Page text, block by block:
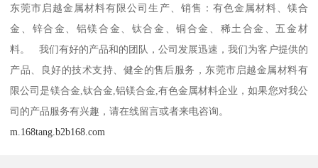
东莞市启越金属材料有限公司生产、销售：有色金属材料、镁合
金、锌合金、铝镁合金、钛合金、铜合金、稀土合金、五金材
料。 我们有好的产品和的团队，公司发展迅速，我们为客户提供的
产品、良好的技术支持、健全的售后服务，东莞市启越金属材料有
限公司是镁合金,钛合金,铝镁合金,有色金属材料企业，如果您对我公
司的产品服务有兴趣，请在线留言或者来电咨询。
m.168tang.b2b168.com